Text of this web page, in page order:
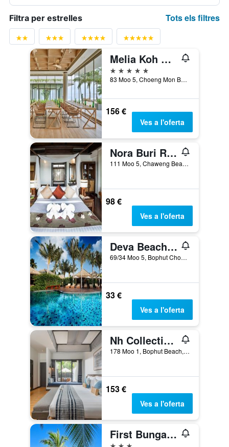
Filtra per estrelles Tots els filtres
Melia Koh Samui
5 estrelles
83 Moo 5, Choeng Mon Beach, Bo Phut, Ko Samui, Tailàndia
156 €
Ves a l'oferta
Nora Buri Resort & Spa
111 Moo 5, Chaweng Beach, Bophut, Ko Samui, Tailàndia
98 €
Ves a l'oferta
Deva Beach Resort Samui
69/34 Moo 5, Bophut Choeng Mon Beach, Ko Samui, Tailàndia
33 €
Ves a l'oferta
Nh Collection Samui Peace Resort
178 Moo 1, Bophut Beach, Ko Samui, Tailàndia
153 €
Ves a l'oferta
First Bungalow Beach Resort
3 estrelles